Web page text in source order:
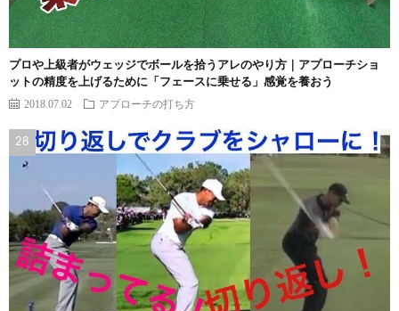
プロや上級者がウェッジでボールを拾うアレのやり方｜アプローチショ
ットの精度を上げるために「フェースに乗せる」感覚を養おう
2018.07.02 アプローチの打ち方